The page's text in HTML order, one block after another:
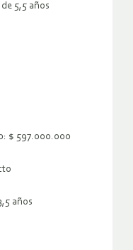
5,5 años
$ 597.000.000
años